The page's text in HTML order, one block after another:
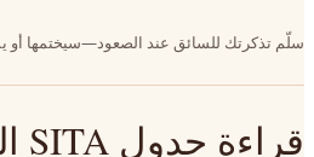
سلّم تذكرتك للسائق عند الصعود—سيختمها أو
قراءة جدول SITA الزمني